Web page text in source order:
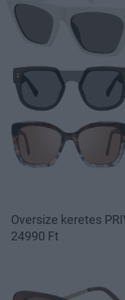
Oversize keretes
24990 Ft